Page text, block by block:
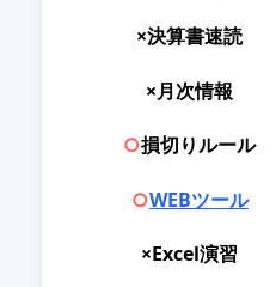
×決算書速読
×月次情報
○損切りルール
○WEBツール
×Excel演習